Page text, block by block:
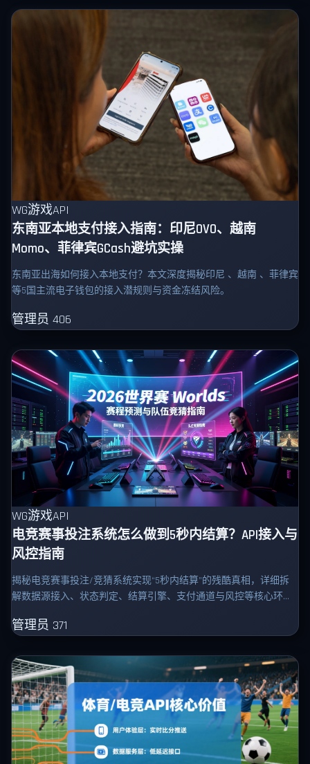
WG游戏API
东南亚本地支付接入指南：印尼OVO、越南
Momo、菲律宾GCash避坑实操
东南亚出海如何接入本地支付？本文深度揭秘印尼 、越南 、菲律宾
等5国主流电子钱包的接入潜规则与资金冻结风险。
管理员 406
WG游戏API
电竞赛事投注系统怎么做到5秒内结算？API接入与
风控指南
揭秘电竞赛事投注/竞猜系统实现“5秒内结算”的残酷真相，详细拆
解数据源接入、状态判定、结算引擎、支付通道与风控等核心环节
管理员 371